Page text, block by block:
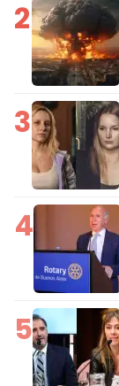
2
3
4
5